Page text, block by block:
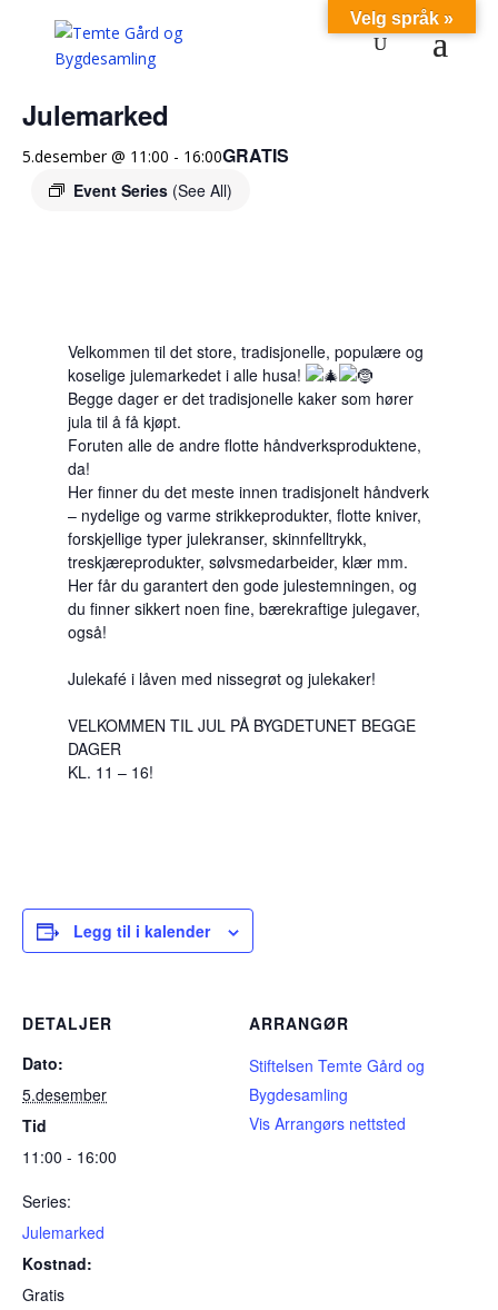
« Alle Arrangementer
Julemarked
5.desember @ 11:00 - 16:00
Event Series (See All)
GRATIS
Velkommen til det store, tradisjonelle, populære og
koselige julemarkedet i alle husa!
Begge dager er det tradisjonelle kaker som hører
jula til å få kjøpt.
Foruten alle de andre flotte håndverksproduktene,
da!
Her finner du det meste innen tradisjonelt håndverk
– nydelige og varme strikkeprodukter, flotte kniver,
forskjellige typer julekranser, skinnfelltrykk,
treskjæreprodukter, sølvsmedarbeider, klær mm.
Her får du garantert den gode julestemningen, og
du finner sikkert noen fine, bærekraftige julegaver,
også!
Julekafé i låven med nissegrøt og julekaker!
VELKOMMEN TIL JUL PÅ BYGDETUNET BEGGE
DAGER
KL. 11 – 16!
Legg til i kalender
DETALJER
Dato:
5.desember
Tid
11:00 - 16:00
Series:
Julemarked
Kostnad:
Gratis
ARRANGØR
Stiftelsen Temte Gård og
Bygdesamling
Vis Arrangørs nettsted
Velg språk »